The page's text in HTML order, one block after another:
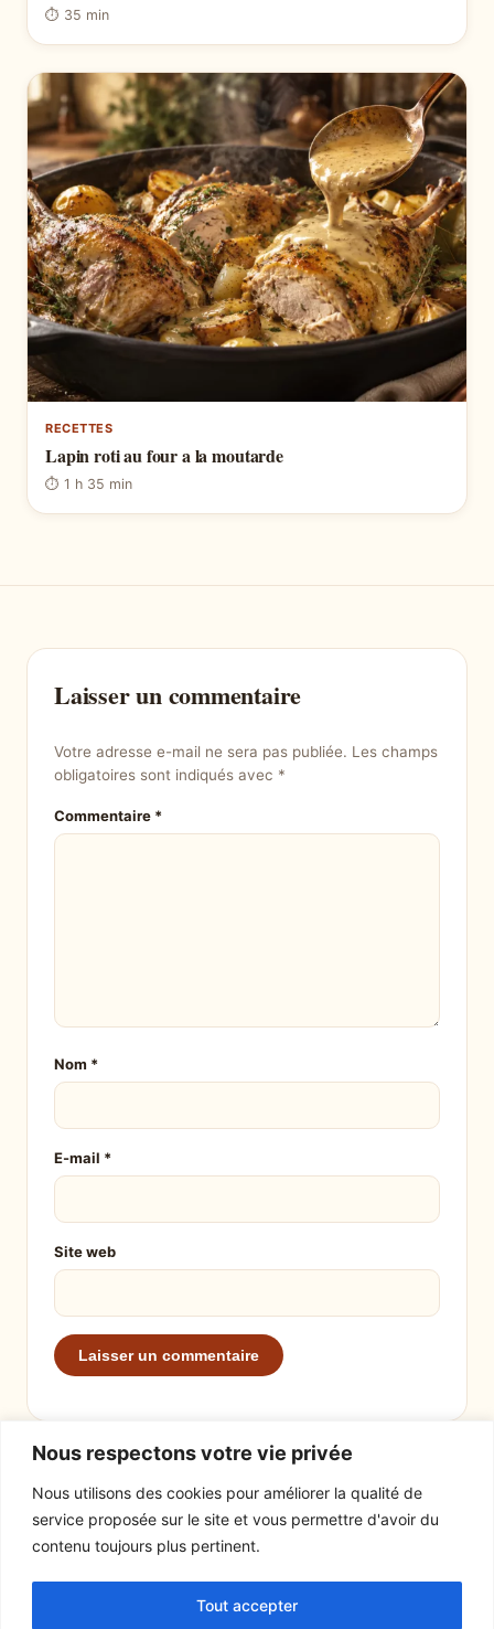
Nous respectons votre vie privée
Nous utilisons des cookies pour améliorer la qualité de
service proposée sur le site et vous permettre d'avoir du
contenu toujours plus pertinent.
Tout accepter
⏱ 35 min
RECETTES
Lapin roti au four a la moutarde
⏱ 1 h 35 min
Laisser un commentaire
Votre adresse e-mail ne sera pas publiée. Les champs
obligatoires sont indiqués avec *
Commentaire *
Nom *
E-mail *
Site web
Actualités